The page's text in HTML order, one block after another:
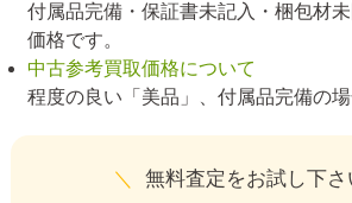
付属品完備・保証書未記入・梱包材
価格です。
中古参考買取価格について
程度の良い「美品」、付属品完備の場
＼ 無料査定をお試し下さ